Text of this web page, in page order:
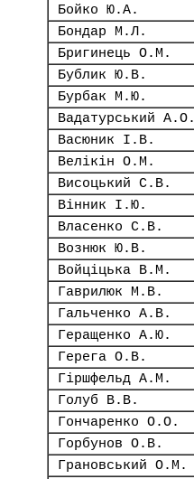
Бойко Ю.А.
Бондар М.Л.
Бригинець О.М.
Бублик Ю.В.
Бурбак М.Ю.
Вадатурський А.О.
Васюник І.В.
Велікін О.М.
Висоцький С.В.
Вінник І.Ю.
Власенко С.В.
Вознюк Ю.В.
Войціцька В.М.
Гаврилюк М.В.
Гальченко А.В.
Геращенко А.Ю.
Герега О.В.
Гіршфельд А.М.
Голуб В.В.
Гончаренко О.О.
Горбунов О.В.
Грановський О.М.